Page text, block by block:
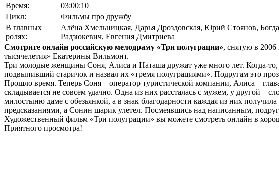
Время:
03:00:10
Цикл:
Фильмы про дружбу
В главных
ролях:
Алёна Хмельницкая, Дарья Дроздовская, Юрий Стоянов,
Радзюкевич, Евгения Дмитриева
Смотрите онлайн российскую мелодраму «Три полуграции», снятую в
тысячелетия» Екатерины Вильмонт.
Три молодые женщины Соня, Алиса и Наташа дружат уже много лет. Когда-
подвыпивший старичок и назвал их «тремя полуграциями». Подругам это
Прошло время. Теперь Соня – оператор туристической компании, Алиса –
складывается не совсем удачно. Одна из них рассталась с мужем, у другой
милостыню даме с обезьянкой, а в знак благодарности каждая из них
предсказаниями, а Сонин шарик улетел. Посмеявшись над написанным,
Художественный фильм «Три полуграции» вы можете смотреть онлайн в
Приятного просмотра!